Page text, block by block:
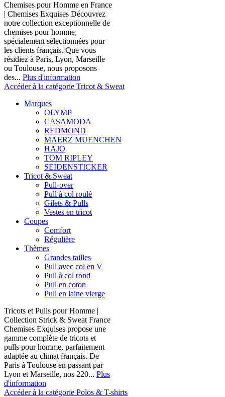
Chemises pour Homme en France
| Chemises Exquises Découvrez
notre collection exceptionnelle de
chemises pour homme,
spécialement sélectionnées pour
les clients français. Que vous
résidiez à Paris, Lyon, Marseille
ou Toulouse, nous proposons
des... Plus d'information
Accéder à la catégorie Tricot & Sweat
Marques
OLYMP
CASAMODA
REDMOND
MAERZ MUENCHEN
HAJO
TOM RIPLEY
SEIDENSTICKER
Tricot & Sweat
Pull-over
Pull à col roulé
Gilets & Pulls
Vestes en tricot
Coupes
Comfort
Régulière
Thèmes
Grandes tailles
Pull avec col en V
Pull à col rond
Pull en coton
Pull en laine vierge
Tricots et Pulls pour Homme |
Collection Strick & Sweat France
Chemises Exquises propose une
gamme complète de tricots et
pulls pour homme, parfaitement
adaptée au climat français. De
Paris à Toulouse en passant par
Lyon et Marseille, nos 220... Plus
d'information
Accéder à la catégorie Polos & T-shirts